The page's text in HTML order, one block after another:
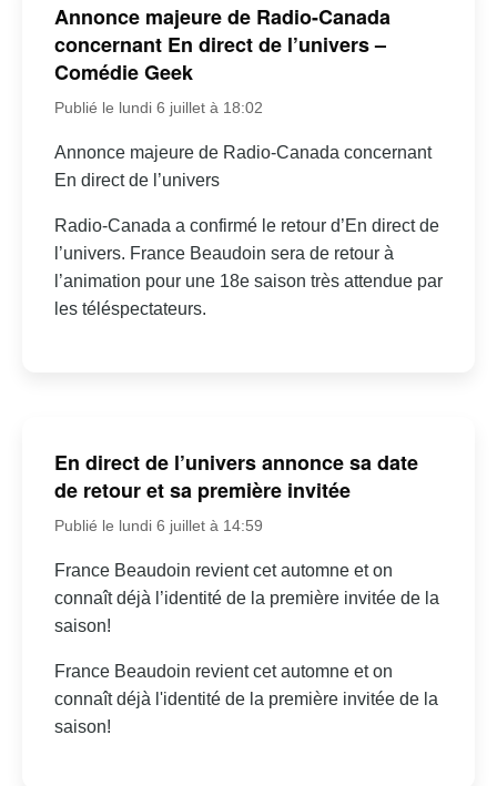
Annonce majeure de Radio-Canada
concernant En direct de l’univers –
Comédie Geek
Publié le lundi 6 juillet à 18:02
Annonce majeure de Radio-Canada concernant
En direct de l’univers
Radio-Canada a confirmé le retour d’En direct de
l’univers. France Beaudoin sera de retour à
l’animation pour une 18e saison très attendue par
les téléspectateurs.
En direct de l’univers annonce sa date
de retour et sa première invitée
Publié le lundi 6 juillet à 14:59
France Beaudoin revient cet automne et on
connaît déjà l’identité de la première invitée de la
saison!
France Beaudoin revient cet automne et on
connaît déjà l'identité de la première invitée de la
saison!